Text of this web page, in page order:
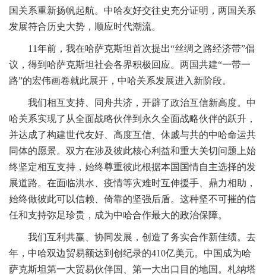
国关系重新扬帆起航。中哈友好交往史充分证明，两国关系
发展符合历史大势，顺应时代潮流。
11年前，我在哈萨克斯坦首次提出“丝绸之路经济带”倡
议，得到哈萨克斯坦社会各界积极回应。两国共建“一带一
路”的宏伟画卷就此展开，中哈关系发展进入新阶段。
我们相互支持、同舟共济，开辟了政治互信新高度。中
哈关系实现了从全面战略伙伴到永久全面战略伙伴的跃升，
并达成了构建世代友好、高度互信、休戚与共的中哈命运共
同体的愿景。双方在涉及彼此核心利益和重大关切问题上始
终坚定相互支持，始终尊重彼此根据本国国情自主选择的发
展道路。在面临洪水、疫情等灾难时互伸援手、鼎力相助，
始终做彼此可以信赖、倚靠的坚强后盾。这种坚不可摧的信
任和支持弥足珍贵，成为中哈合作最大的政治保障。
我们互利共赢、协同发展，创造了务实合作新佳绩。去
年，中哈双边贸易额达到创纪录的410亿美元。中国成为哈
萨克斯坦第一大贸易伙伴国、第一大出口目的地国。札纳塔